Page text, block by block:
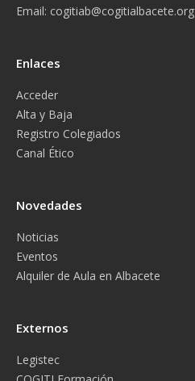
Email: cogitiab@cogitialbacete.org
Enlaces
Acceder
Alta y Baja
Registro Colegiados
Canal Ético
Novedades
Noticias
Eventos
Alquiler de Aula en Albacete
Externos
Legistec